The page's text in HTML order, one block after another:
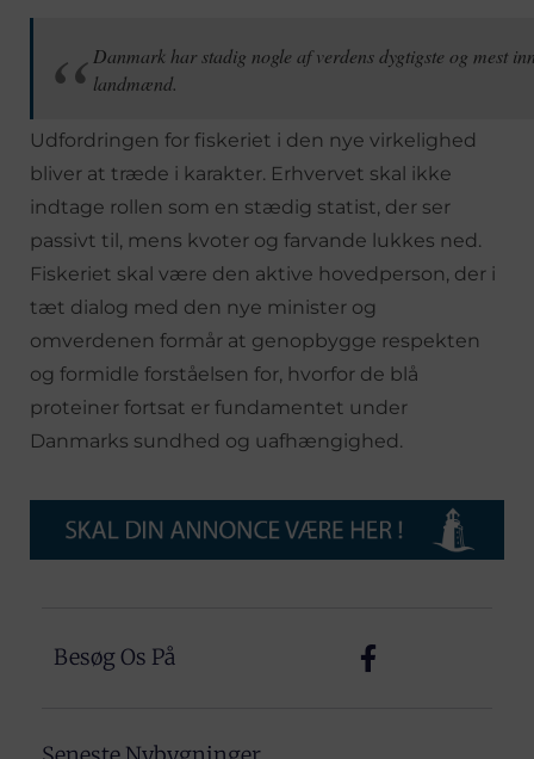
Danmark har stadig nogle af verdens dygtigste og mest
landmænd.
Udfordringen for fiskeriet i den nye virkelighed
bliver at træde i karakter. Erhvervet skal ikke
indtage rollen som en stædig statist, der ser
passivt til, mens kvoter og farvande lukkes ned.
Fiskeriet skal være den aktive hovedperson, der i
tæt dialog med den nye minister og
omverdenen formår at genopbygge respekten
og formidle forståelsen for, hvorfor de blå
proteiner fortsat er fundamentet under
Danmarks sundhed og uafhængighed.
Besøg Os På